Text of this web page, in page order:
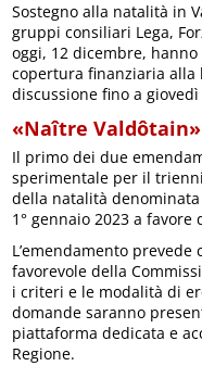
Sostegno alla natalità in
gruppi consiliari Lega,
oggi, 12 dicembre,
copertura finanziaria
discussione fino a
«Naître Valdôtain»
Il primo dei due
sperimentale per il
della natalità
1° gennaio 2023 a favore
L’emendamento
favorevole della
i criteri e le modalità di
domande saranno
piattaforma dedicata e
Regione.